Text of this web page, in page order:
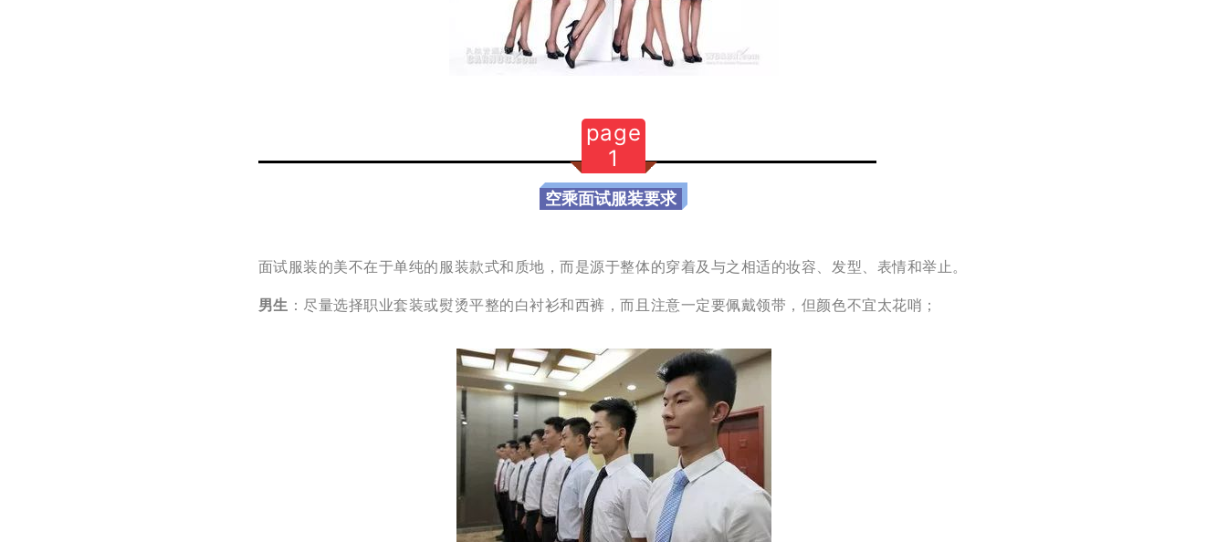
page
1
空乘面试服装要求
面试服装的美不在于单纯的服装款式和质地，而是源于整体的穿着及与之相适的妆容、发型、表情和举止。
男生 ：尽量选择职业套装或熨烫平整的白衬衫和西裤，而且注意一定要佩戴领带，但颜色不宜太花哨；